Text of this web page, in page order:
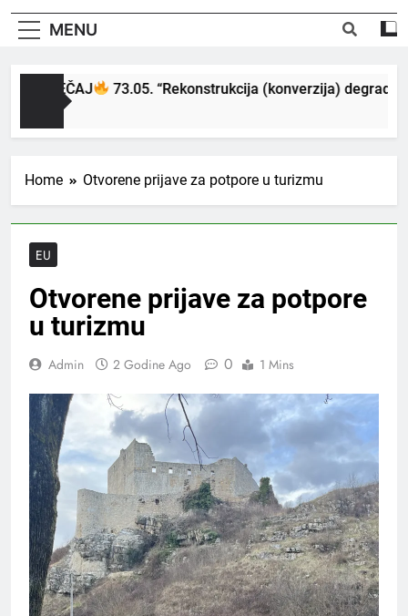
MENU
NATJEČAJ 73.05. “Rekonstrukcija (konverzija)
Home Otvorene prijave za potpore u turizmu
EU
Otvorene prijave za potpore
u turizmu
Admin 2 Godine Ago 0 1 Mins